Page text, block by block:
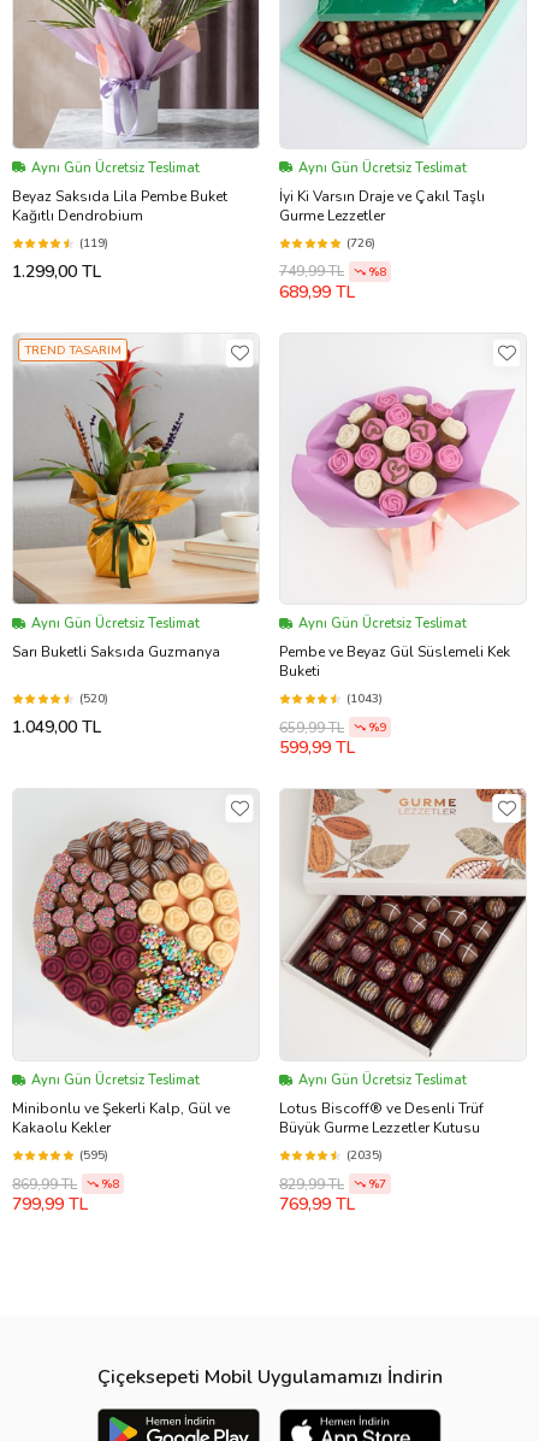
Aynı Gün Ücretsiz Teslimat
Beyaz Saksıda Lila Pembe Buket
Kağıtlı Dendrobium
(119)
1.299,00 TL
Aynı Gün Ücretsiz Teslimat
İyi Ki Varsın Draje ve Çakıl Taşlı
Gurme Lezzetler
(726)
749,99 TL %8
689,99 TL
TREND TASARIM
Aynı Gün Ücretsiz Teslimat
Sarı Buketli Saksıda Guzmanya
(520)
1.049,00 TL
Aynı Gün Ücretsiz Teslimat
Pembe ve Beyaz Gül Süslemeli Kek
Buketi
(1043)
659,99 TL %9
599,99 TL
Aynı Gün Ücretsiz Teslimat
Minibonlu ve Şekerli Kalp, Gül ve
Kakaolu Kekler
(595)
869,99 TL %8
799,99 TL
Aynı Gün Ücretsiz Teslimat
Lotus Biscoff® ve Desenli Trüf
Büyük Gurme Lezzetler Kutusu
(2035)
829,99 TL %7
769,99 TL
Çiçeksepeti Mobil Uygulamamızı İndirin